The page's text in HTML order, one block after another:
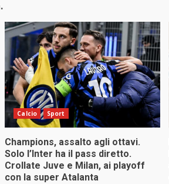
Calcio Sport
Champions, assalto agli ottavi.
Solo l’Inter ha il pass diretto.
Crollate Juve e Milan, ai playoff
con la super Atalanta